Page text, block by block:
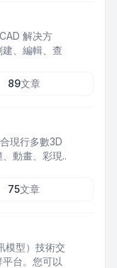
解决方
、編輯、查
89文章
現行多數3D
動畫、彩現..
75文章
模型）技術交
台。您可以